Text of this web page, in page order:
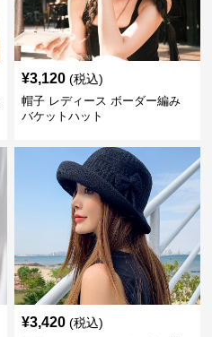
¥3,120 (税込)
帽子 レディース ボーダー編み
バケットハット
¥3,420 (税込)